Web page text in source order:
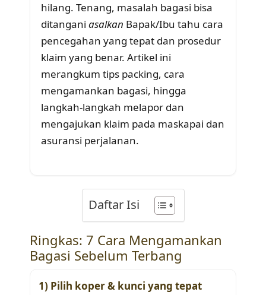
hilang. Tenang, masalah bagasi bisa
ditangani asalkan Bapak/Ibu tahu cara
pencegahan yang tepat dan prosedur
klaim yang benar. Artikel ini
merangkum tips packing, cara
mengamankan bagasi, hingga
langkah-langkah melapor dan
mengajukan klaim pada maskapai dan
asuransi perjalanan.
Daftar Isi
Ringkas: 7 Cara Mengamankan
Bagasi Sebelum Terbang
1) Pilih koper & kunci yang tepat